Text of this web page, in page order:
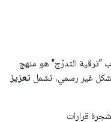
"ترقية التدرّج" هو منهج
غير رسمي، تشمل تعزيز
قرارات